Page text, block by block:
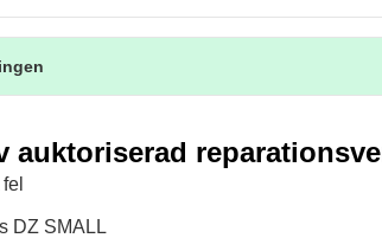
auktoriserad
DZ SMALL